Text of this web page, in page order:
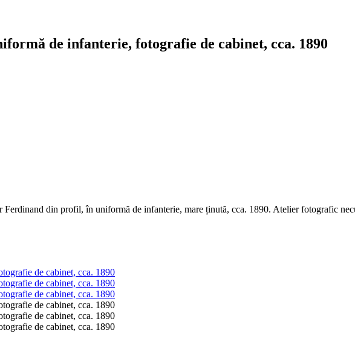
de infanterie, fotografie de cabinet, cca. 1890
Ferdinand din profil, în uniformă de infanterie, mare ținută, cca. 1890. Atelier fotografic